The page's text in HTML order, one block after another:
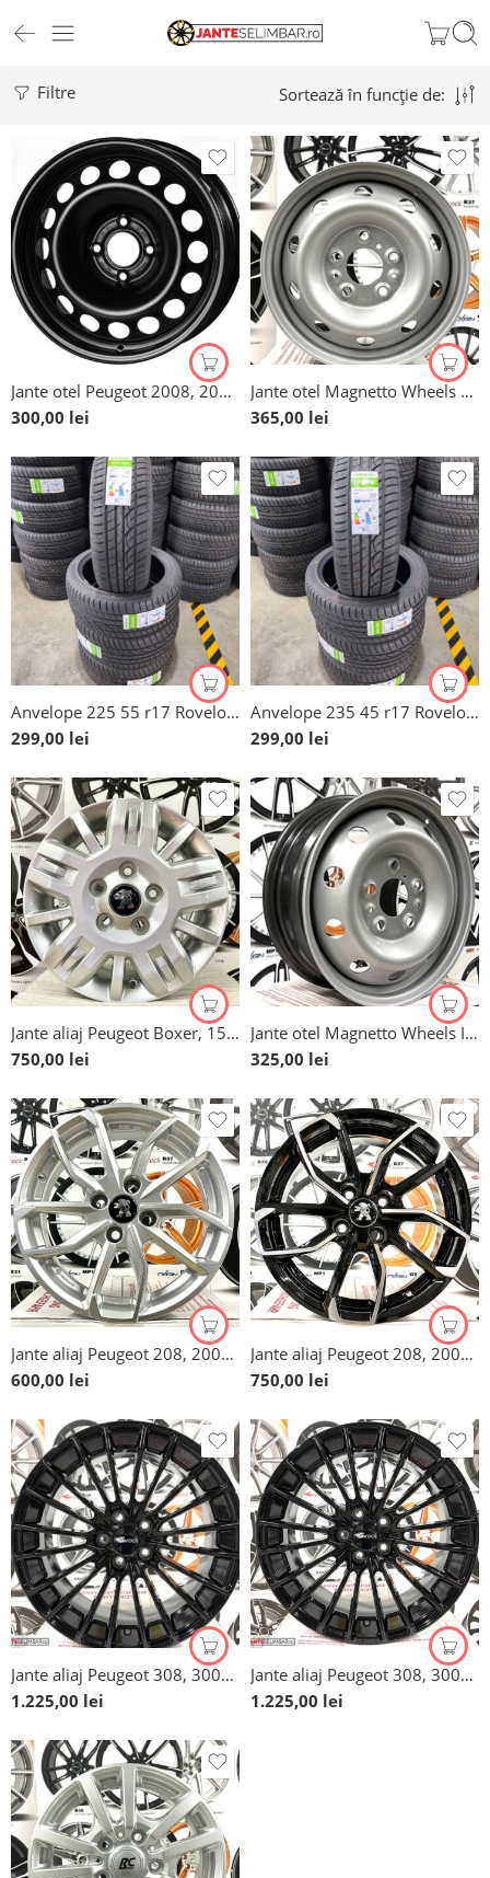
Filtre Sortează în funcție de:
Jante otel Peugeot 2008, 208, 307, 308, 3008, 5008, 16”
300,00 lei
Jante otel Magnetto Wheels 6jx16 5×130 pentru Citroën Jumper ,noi, speciale de greutate
365,00 lei
Anvelope 225 55 r17 Rovelo Rpx noi vara
299,00 lei
Anvelope 235 45 r17 Rovelo Rpx noi, vara
299,00 lei
Jante aliaj Peugeot Boxer, 15”, originale
750,00 lei
Jante otel Magnetto Wheels Italia pentru Peugeot Boxer, 15”
325,00 lei
Jante aliaj Peugeot 208, 2008, 16”
600,00 lei
Jante aliaj Peugeot 208, 2008, 16”
750,00 lei
Jante aliaj Peugeot 308, 3008, 508, 5008, 18”
1.225,00 lei
Jante aliaj Peugeot 308, 3008, 508, 5008, 18”
1.225,00 lei